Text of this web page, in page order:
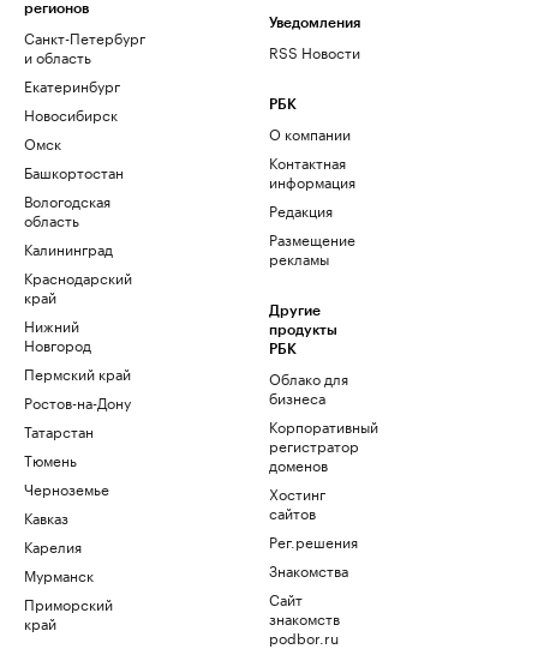
регионов
Санкт-Петербург
и область
Екатеринбург
Новосибирск
Омск
Башкортостан
Вологодская
область
Калининград
Краснодарский
край
Нижний
Новгород
Пермский край
Ростов-на-Дону
Татарстан
Тюмень
Черноземье
Кавказ
Карелия
Мурманск
Приморский
край
Уведомления
RSS Новости
РБК
О компании
Контактная
информация
Редакция
Размещение
рекламы
Другие
продукты
РБК
Облако для
бизнеса
Корпоративный
регистратор
доменов
Хостинг
сайтов
Рег.решения
Знакомства
Сайт
знакомств
podbor.ru